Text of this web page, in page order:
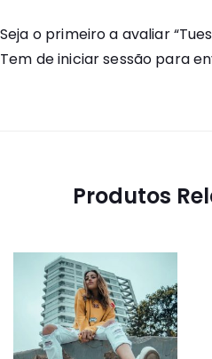
Seja o primeiro a avaliar
Tem deiniciar sessão para
Produtos